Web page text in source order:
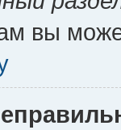
вы